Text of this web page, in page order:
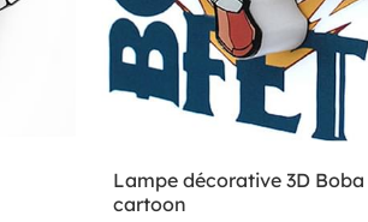
Lampe décorative 3D
cartoon